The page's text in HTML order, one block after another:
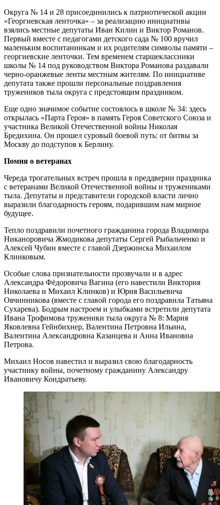
Округа № 14 и 28 присоединились к патриотической акции
«Георгиевская ленточка» – за реализацию инициативы
взялись местные депутаты Иван Килин и Виктор Романов.
Первый вместе с педагогами детского сада № 100 вручил
маленьким воспитанникам и их родителям символы памяти –
георгиевские ленточки. Тем временем старшеклассники
школы № 14 под руководством Виктора Романова раздавали
черно-оранжевые ленты местным жителям. По инициативе
депутата также прошли персональные поздравления
тружеников тыла округа с предстоящим праздником.
Еще одно значимое событие состоялось в школе № 34: здесь
открылась «Парта Героя» в память Героя Советского Союза и
участника Великой Отечественной войны Николая
Бредихина. Он прошел суровый боевой путь: от битвы за
Москву до подступов к Берлину.
Помня о ветеранах
Череда трогательных встреч прошла в преддверии праздника
с ветеранами Великой Отечественной войны и тружениками
тыла. Депутаты и представители городской власти лично
выразили благодарность героям, подарившим нам мирное
будущее.
Тепло поздравили почетного гражданина города Владимира
Никаноровича Жмодикова депутаты Сергей Рыбальченко и
Алексей Чубин вместе с главой Дзержинска Михаилом
Клинковым.
Особые слова признательности прозвучали и в адрес
Александра Фёдоровича Вагина (его навестили Виктория
Николаева и Михаил Клинков) и Юрия Васильевича
Овчинникова (вместе с главой города его поздравила Татьяна
Сухарева). Бодрым настроем и улыбками встретили депутата
Ивана Трофимова труженики тыла округа № 8: Мария
Яковлевна Гейнбихнер, Валентина Петровна Ильина,
Валентина Александровна Казанцева и Анна Ивановна
Петрова.
Михаил Носов навестил и выразил свою благодарность
участнику войны, почетному гражданину Александру
Ивановичу Кондратьеву.